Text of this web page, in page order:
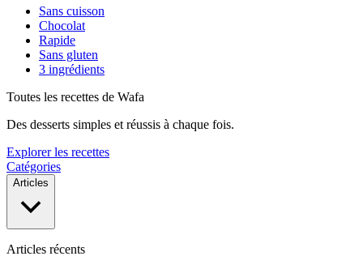
Sans cuisson
Chocolat
Rapide
Sans gluten
3 ingrédients
Toutes les recettes de Wafa
Des desserts simples et réussis à chaque fois.
Explorer les recettes
Catégories
Articles
Articles récents